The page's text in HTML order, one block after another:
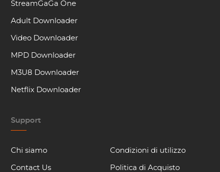
StreamGaGa One
Adult Downloader
Video Downloader
MPD Downloader
M3U8 Downloader
Netflix Downloader
Support
Chi siamo
Contact Us
Condizioni di utilizzo
Politica di Acquisto